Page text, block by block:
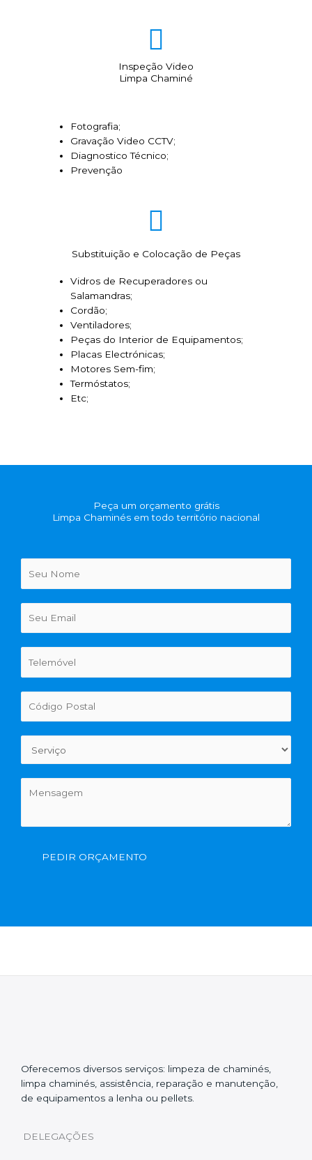
Inspeção Video
Limpa Chaminé
Fotografia;
Gravação Video CCTV;
Diagnostico Técnico;
Prevenção
Substituição e Colocação de Peças
Vidros de Recuperadores ou
Salamandras;
Cordão;
Ventiladores;
Peças do Interior de Equipamentos;
Placas Electrónicas;
Motores Sem-fim;
Termóstatos;
Etc;
Peça um orçamento grátis
Limpa Chaminés em todo território nacional
PEDIR ORÇAMENTO
Oferecemos diversos serviços: limpeza de chaminés,
limpa chaminés, assistência, reparação e manutenção,
de equipamentos a lenha ou pellets.
DELEGAÇÕES